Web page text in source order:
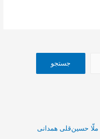
جستجو
حسین‌قلی همدانی